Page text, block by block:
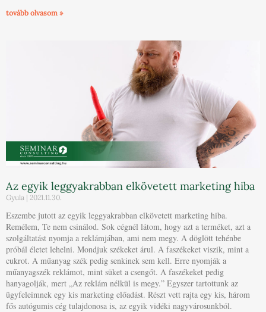
tovább olvasom »
Az egyik leggyakrabban elkövetett marketing hiba
Gyula 2021.11.30.
Eszembe jutott az egyik leggyakrabban elkövetett marketing hiba.
Remélem, Te nem csinálod. Sok cégnél látom, hogy azt a terméket, azt a
szolgáltatást nyomja a reklámjában, ami nem megy. A döglött tehénbe
próbál életet lehelni. Mondjuk székeket árul. A faszékeket viszik, mint a
cukrot. A műanyag szék pedig senkinek sem kell. Erre nyomják a
műanyagszék reklámot, mint süket a csengőt. A faszékeket pedig
hanyagolják, mert „Az reklám nélkül is megy.” Egyszer tartottunk az
ügyfeleimnek egy kis marketing előadást. Részt vett rajta egy kis, három
fős autógumis cég tulajdonosa is, az egyik vidéki nagyvárosunkból.